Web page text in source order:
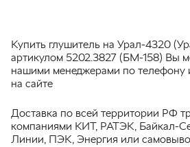
Купить глушитель на Урал-4320
артикулом 5202.3827 (БМ-158) Вы
нашими менеджерами по телефону
на сайте
Доставка по всей территории РФ
компаниями КИТ, РАТЭК, Байкал-
Линии, ПЭК, Энергия или